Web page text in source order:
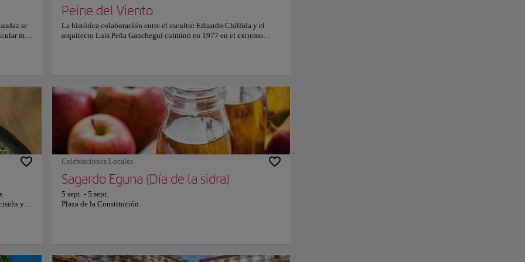
se
más
al
de
y
Peine del Viento
La histórica colaboración entre el escultor Eduardo Chillida y el
arquitecto Luis Peña Ganchegui culminó en 1977 en el extremo
tuberías subterráneas expulsa aire a presión y agua cuando el oleaje
arrecia. Permanecer en esta terraza de granito rosa expone al
observador a la fuerza indómita del mar Cantábrico. Esta colisión
dramática entre el metal industrial y el oleaje salvaje propicia una
profunda y contemplativa conexión natural.
y
la
Celebraciones Locales
Sagardo Eguna (Día de la sidra)
5 sept. - 5 sept.
Plaza de la Constitución